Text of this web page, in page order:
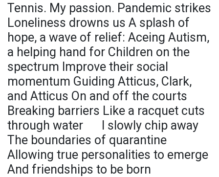
Tennis. My passion.ㅤㅤㅤㅤㅤㅤㅤㅤㅤㅤㅤㅤㅤㅤㅤㅤㅤㅤ Pandemic strikesㅤㅤㅤㅤㅤㅤㅤㅤㅤㅤㅤㅤㅤㅤㅤㅤㅤㅤ
Loneliness drowns usㅤㅤㅤㅤㅤㅤㅤㅤㅤㅤㅤㅤㅤㅤㅤㅤㅤ A splash of
hope, a wave of relief:ㅤㅤㅤㅤㅤㅤㅤㅤ Aceing Autism,
a helping hand forㅤㅤㅤㅤㅤㅤㅤ Children on the
spectrumㅤㅤㅤㅤㅤㅤㅤㅤㅤㅤㅤㅤㅤㅤ Improve their social
momentumㅤㅤㅤㅤㅤㅤㅤㅤㅤㅤㅤ Guiding Atticus, Clark,
and Atticusㅤㅤㅤㅤㅤㅤㅤㅤㅤㅤ On and off the courts ㅤㅤㅤㅤㅤㅤㅤㅤㅤㅤㅤㅤㅤㅤㅤㅤ
Breaking barriersㅤㅤㅤㅤㅤㅤㅤㅤㅤㅤㅤㅤㅤㅤㅤㅤㅤㅤㅤ Like a racquet cuts
through waterㅤㅤㅤㅤㅤ ㅤㅤㅤㅤ I slowly chip away ㅤㅤㅤㅤㅤㅤㅤㅤㅤㅤㅤㅤㅤㅤㅤㅤㅤㅤ
The boundaries of quarantine ㅤㅤㅤㅤㅤㅤㅤㅤㅤㅤㅤ
Allowing true personalities to emergeㅤㅤㅤㅤㅤㅤㅤㅤ
And friendships to be born